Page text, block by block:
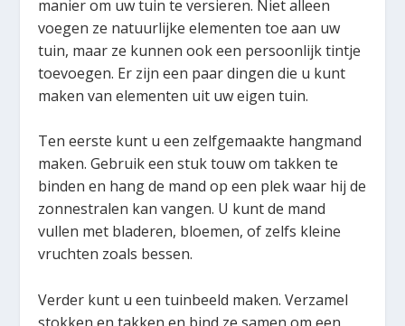
manier om uw tuin te versieren. Niet alleen
voegen ze natuurlijke elementen toe aan uw
tuin, maar ze kunnen ook een persoonlijk tintje
toevoegen. Er zijn een paar dingen die u kunt
maken van elementen uit uw eigen tuin.
Ten eerste kunt u een zelfgemaakte hangmand
maken. Gebruik een stuk touw om takken te
binden en hang de mand op een plek waar hij de
zonnestralen kan vangen. U kunt de mand
vullen met bladeren, bloemen, of zelfs kleine
vruchten zoals bessen.
Verder kunt u een tuinbeeld maken. Verzamel